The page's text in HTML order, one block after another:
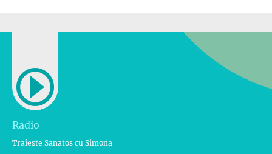
Radio
Traieste Sanatos cu Simona